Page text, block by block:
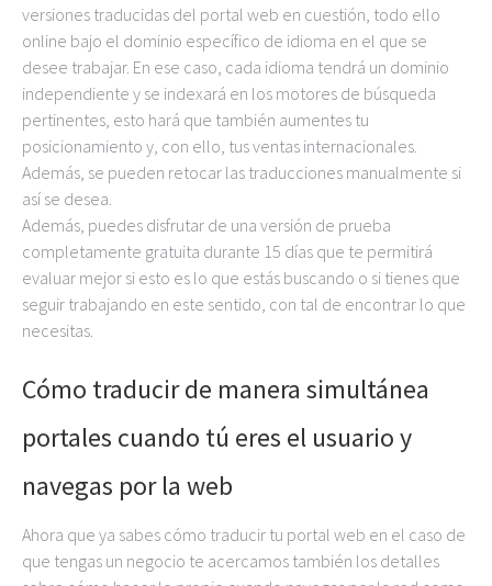
versiones traducidas del portal web en cuestión, todo ello
online bajo el dominio específico de idioma en el que se
desee trabajar. En ese caso, cada idioma tendrá un dominio
independiente y se indexará en los motores de búsqueda
pertinentes, esto hará que también aumentes tu
posicionamiento y, con ello, tus ventas internacionales.
Además, se pueden retocar las traducciones manualmente si
así se desea.
Además, puedes disfrutar de una versión de prueba
completamente gratuita durante 15 días que te permitirá
evaluar mejor si esto es lo que estás buscando o si tienes que
seguir trabajando en este sentido, con tal de encontrar lo que
necesitas.
Cómo traducir de manera simultánea
portales cuando tú eres el usuario y
navegas por la web
Ahora que ya sabes cómo traducir tu portal web en el caso de
que tengas un negocio te acercamos también los detalles